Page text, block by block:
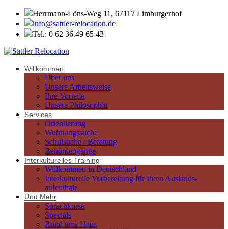
Herrmann-Löns-Weg 11, 67117 Limburgerhof
info@sattler-relocation.de
Tel.: 0 62 36.49 65 43
Willkommen
Über uns
Unsere Arbeitsweise
Ihre Vorteile
Unsere Philosophie
Services
Orientierung
Wohnungssuche
Schulsuche / Beratung
Behördengänge
Interkulturelles Training
Willkommen in Deutschland
Interkulturelle Vorbereitung für Ihren Auslands-
aufenthalt
Und Mehr
Sprachkurse
Specials
Rund ums Haus